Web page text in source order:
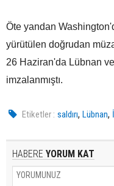
Öte yandan
yürütülen doğrudan
26 Haziran'da Lübnan
imzalanmıştı.
Etiketler : saldırı,Lübnan,
HABERE YORUM KAT